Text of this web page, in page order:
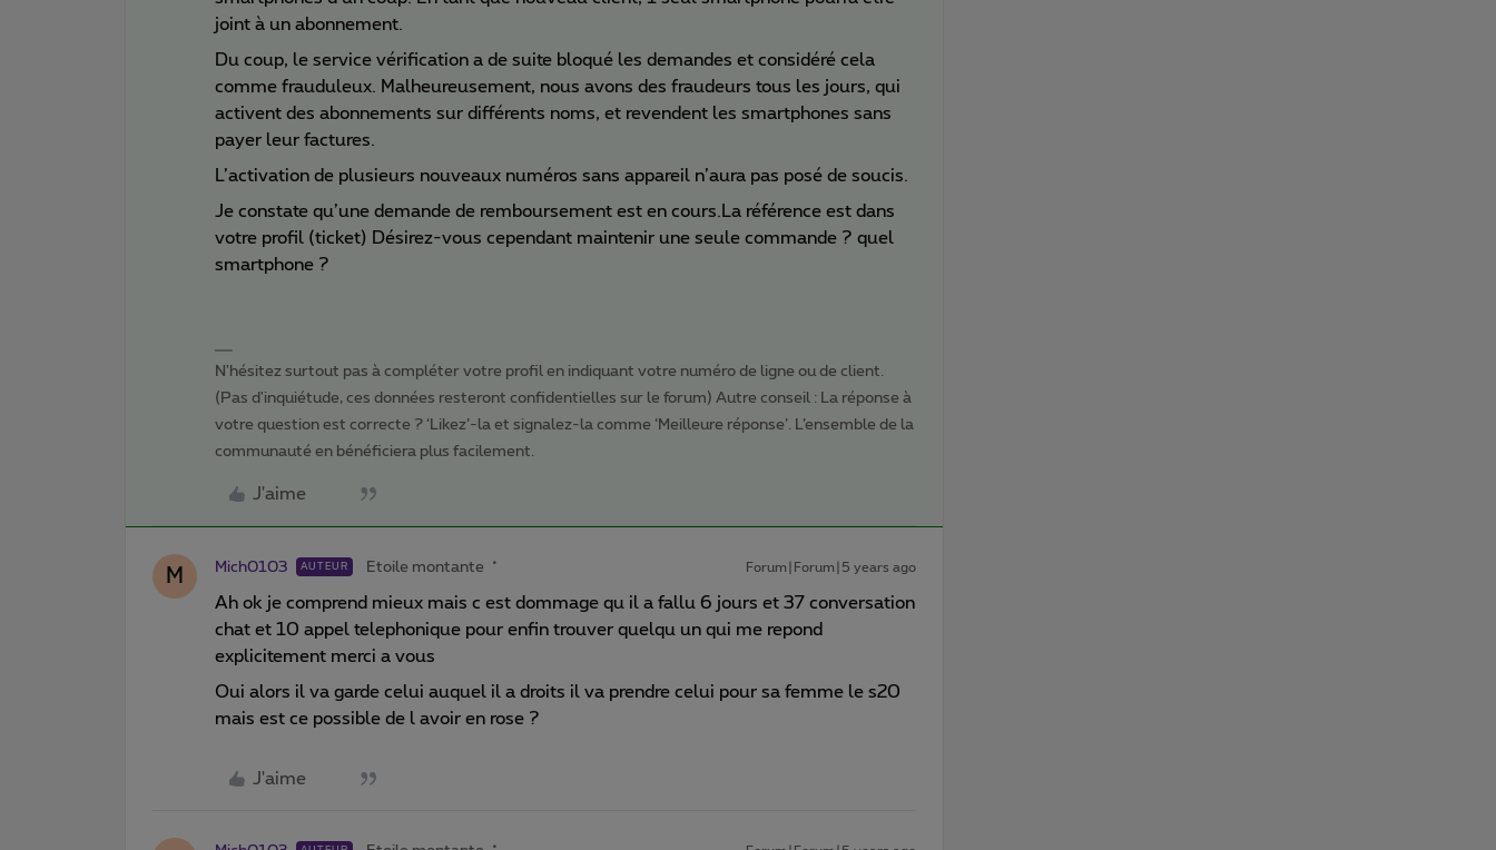
joint à un abonnement.
Du coup, le service vérification a de suite bloqué les demandes et considéré cela
comme frauduleux. Malheureusement, nous avons des fraudeurs tous les jours, qui
activent des abonnements sur différents noms, et revendent les smartphones sans
payer leur factures.
L’activation de plusieurs nouveaux numéros sans appareil n’aura pas posé de soucis.
Je constate qu’une demande de remboursement est en cours.La référence est dans
votre profil (ticket) Désirez-vous cependant maintenir une seule commande ? quel
smartphone ?
N'hésitez surtout pas à compléter votre profil en indiquant votre numéro de ligne ou de client.
(Pas d'inquiétude, ces données resteront confidentielles sur le forum) Autre conseil : La réponse à
votre question est correcte ? ‘Likez’-la et signalez-la comme ‘Meilleure réponse’. L’ensemble de la
communauté en bénéficiera plus facilement.
J'aime
M Mich0103 AUTEUR Etoile montante Forum|Forum|5 years ago
Ah ok je comprend mieux mais c est dommage qu il a fallu 6 jours et 37 conversation
chat et 10 appel telephonique pour enfin trouver quelqu un qui me repond
explicitement merci a vous
Oui alors il va garde celui auquel il a droits il va prendre celui pour sa femme le s20
mais est ce possible de l avoir en rose ?
J'aime